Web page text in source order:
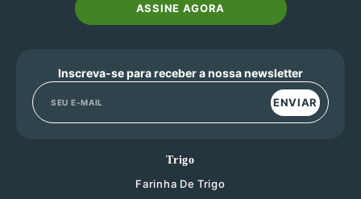
ASSINE AGORA
Inscreva-se para receber a nossa newsletter
ENVIAR
Trigo
Farinha De Trigo